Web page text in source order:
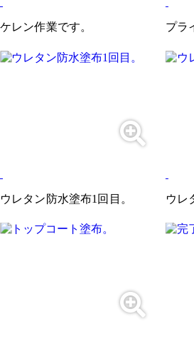
ケレン作業です。 プラ
ウレタン防水塗布1回目。 ウレ